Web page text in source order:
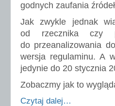
godnych zaufania
Jak zwykle jednak
od rzecznika czy
do przeanalizowania
wersja regulaminu. A
jedynie do 20 stycznia
Zobaczmy jak to
Czytaj dalej…